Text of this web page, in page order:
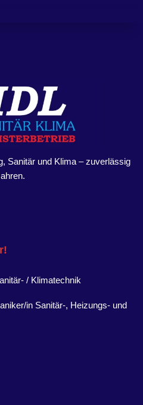
Sanitär und Klima – zuverlässig
/ Klimatechnik
in Sanitär-, Heizungs- und